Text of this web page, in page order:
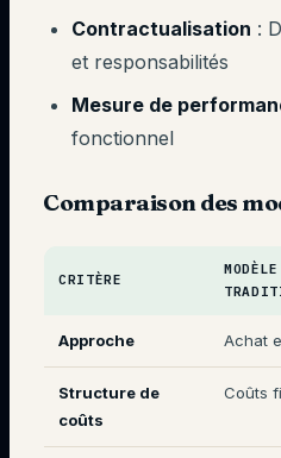
Contractualisation :
et responsabilités
Mesure de
fonctionnel
Comparaison des
CRITÈRE
MODÈLE
Approche Achat
Structure de
coûts
Coûts